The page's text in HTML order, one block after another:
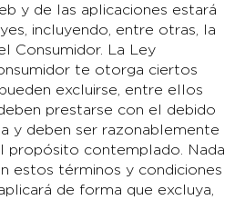
y de las aplicaciones estará
incluyendo, entre otras, la
Consumidor. La Ley
te otorga ciertos
excluirse, entre ellos
prestarse con el debido
y deben ser razonablemente
propósito contemplado. Nada
estos términos y condiciones
de forma que excluya,